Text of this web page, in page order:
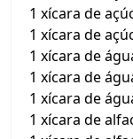
1 xícara de
1 xícara de
1 xícara de
1 xícara de
1 xícara de
1 xícara de